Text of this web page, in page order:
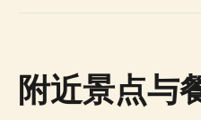
附近景点与